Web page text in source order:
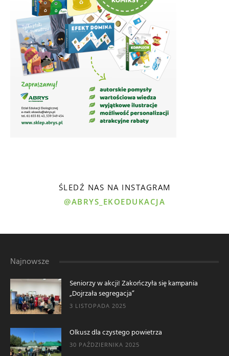
ŚLEDŹ NAS NA INSTAGRAM
@ABRYS_EKOEDUKACJA
Najnowsze
Seniorzy w akcji! Zakończyła się kampania
„Dojrzała segregacja”
3 LISTOPADA 2025
Olkusz dla czystego powietrza
30 PAŹDZIERNIKA 2025